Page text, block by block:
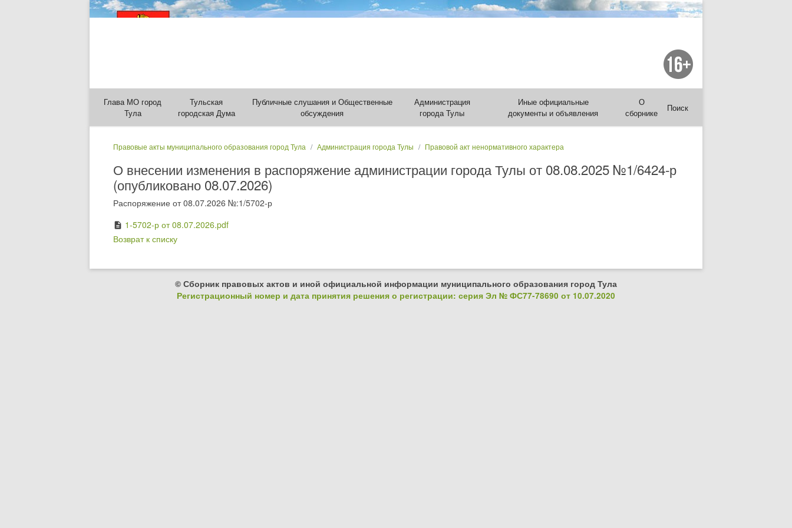
Глава МО город
Тула
Тульская
городская Дума
Публичные слушания и Общественные
обсуждения
Администрация
города Тулы
Иные официальные
документы и объявления
О
сборнике
Поиск
Правовые акты муниципального образования город Тула Администрация города Тулы Правовой акт ненормативного характера
О внесении изменения в распоряжение администрации города Тулы от 08.08.2025 №1/6424-р
(опубликовано 08.07.2026)
Распоряжение от 08.07.2026 №:1/5702-р
description 1-5702-р от 08.07.2026.pdf
Возврат к списку
© Сборник правовых актов и иной официальной информации муниципального образования город Тула
Регистрационный номер и дата принятия решения о регистрации: серия Эл № ФС77-78690 от 10.07.2020